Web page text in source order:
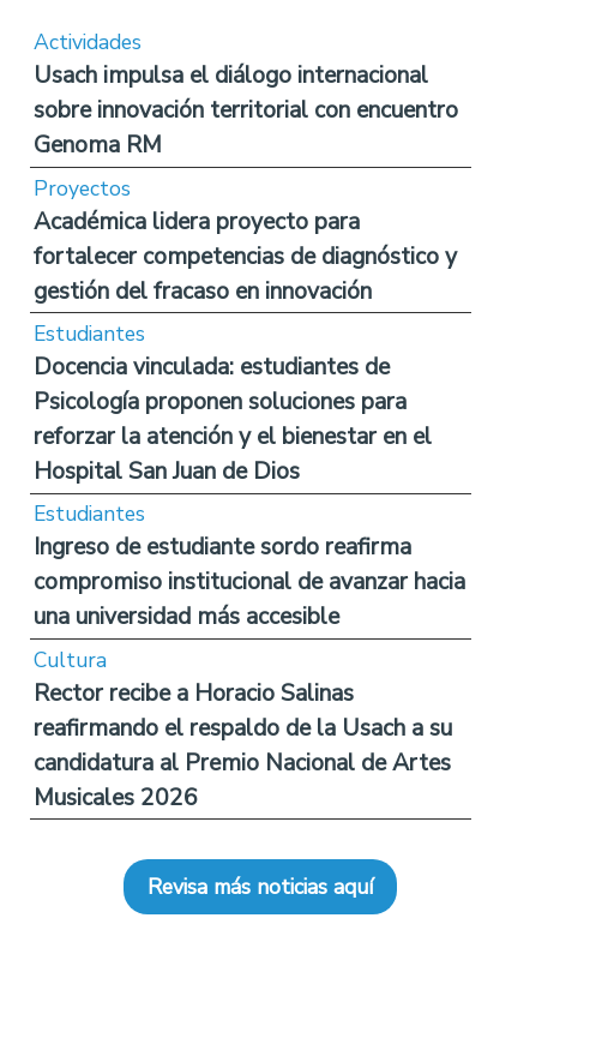
Actividades
Usach impulsa el diálogo internacional
sobre innovación territorial con encuentro
Genoma RM
Proyectos
Académica lidera proyecto para
fortalecer competencias de diagnóstico y
gestión del fracaso en innovación
Estudiantes
Docencia vinculada: estudiantes de
Psicología proponen soluciones para
reforzar la atención y el bienestar en el
Hospital San Juan de Dios
Estudiantes
Ingreso de estudiante sordo reafirma
compromiso institucional de avanzar hacia
una universidad más accesible
Cultura
Rector recibe a Horacio Salinas
reafirmando el respaldo de la Usach a su
candidatura al Premio Nacional de Artes
Musicales 2026
Revisa más noticias aquí